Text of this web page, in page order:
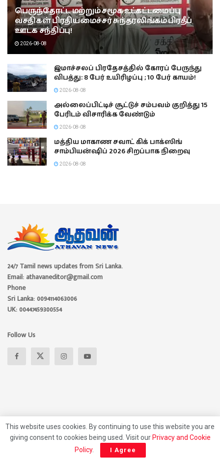
பெருந்தோட்ட மற்றும் சமூக உட்கட்டமைப்பு
வசதிகள் பிரதியமைச்சர் சுந்தரலிங்கம் பிரதீப்
ஊடக சந்திப்பு!
2026-08-08
இமாச்சலப் பிரதேசத்தில் கோரப் பேருந்து
விபத்து: 8 பேர் உயிரிழப்பு ; 10 பேர் காயம்!
2026-08-08
அல்லைப்பிட்டிச் சூட்டுச் சம்பவம் குறித்து 15
பேரிடம் விசாரிக்க வேண்டும்
2026-08-08
மத்திய மாகாண சவாட் கிக் பாக்ஸிங்
சாம்பியன்ஷிப் 2026 சிறப்பாக நிறைவு
2026-08-08
24/7 Tamil news updates from Sri Lanka.
Email: athavaneditor@gmail.com
Phone
Sri Lanka: 0094114063006
UK: 00447459300554
Follow Us
About Privacy Policy Contact Us
This website uses cookies. By continuing to use this website you are
giving consent to cookies being used. Visit our Privacy and Cookie
Policy. I Agree